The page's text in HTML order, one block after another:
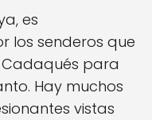
es
los senderos que
Cadaqués para
Hay muchos
vistas